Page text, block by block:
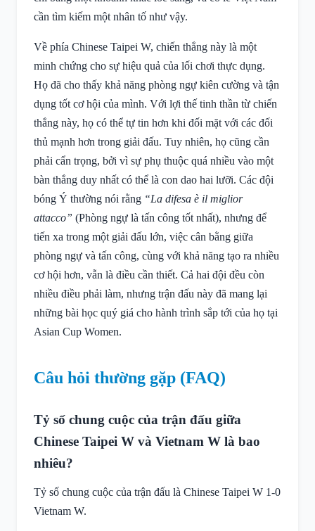
cần tìm kiếm một nhân tố như vậy.
Về phía Chinese Taipei W, chiến thắng này là một
minh chứng cho sự hiệu quả của lối chơi thực dụng.
Họ đã cho thấy khả năng phòng ngự kiên cường và tận
dụng tốt cơ hội của mình. Với lợi thế tinh thần từ chiến
thắng này, họ có thể tự tin hơn khi đối mặt với các đối
thủ mạnh hơn trong giải đấu. Tuy nhiên, họ cũng cần
phải cẩn trọng, bởi vì sự phụ thuộc quá nhiều vào một
bàn thắng duy nhất có thể là con dao hai lưỡi. Các đội
bóng Ý thường nói rằng “La difesa è il miglior
attacco” (Phòng ngự là tấn công tốt nhất), nhưng để
tiến xa trong một giải đấu lớn, việc cân bằng giữa
phòng ngự và tấn công, cùng với khả năng tạo ra nhiều
cơ hội hơn, vẫn là điều cần thiết. Cả hai đội đều còn
nhiều điều phải làm, nhưng trận đấu này đã mang lại
những bài học quý giá cho hành trình sắp tới của họ tại
Asian Cup Women.
Câu hỏi thường gặp (FAQ)
Tỷ số chung cuộc của trận đấu giữa
Chinese Taipei W và Vietnam W là bao
nhiêu?
Tỷ số chung cuộc của trận đấu là Chinese Taipei W 1-0
Vietnam W.